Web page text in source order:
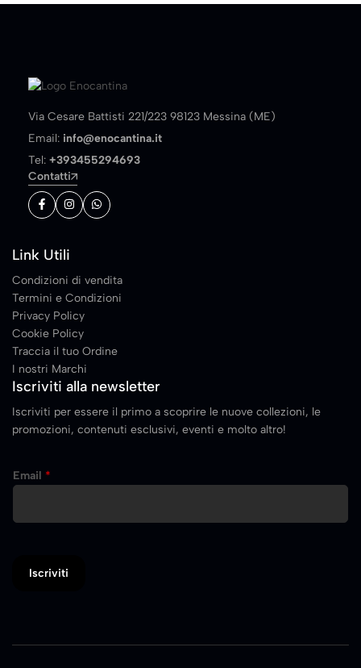
Via Cesare Battisti 221/223 98123 Messina (ME)
Email: info@enocantina.it
Tel: +393455294693
Contatti
Link Utili
Condizioni di vendita
Termini e Condizioni
Privacy Policy
Cookie Policy
Traccia il tuo Ordine
I nostri Marchi
Iscriviti alla newsletter
Iscriviti per essere il primo a scoprire le nuove collezioni, le
promozioni, contenuti esclusivi, eventi e molto altro!
m
i
Email *
Iscriviti